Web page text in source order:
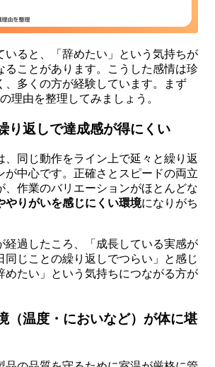
いると、「辞めたい」という気持ちが
ることがあります。こうした感情は珍
、多くの方が経験しています。まず
理由を整理してみましょう。
り返しで達成感が得にくい
、同じ動作をライン上で延々と繰り返
が中心です。正確さとスピードの両立
、作業のバリエーションがほとんどな
やりがいを感じにくい環境になりがち
経過したころ、「成長している実感が
同じことの繰り返しでつらい」と感じ
めたい」という気持ちにつながる方が
（温度・においなど）が体に堪